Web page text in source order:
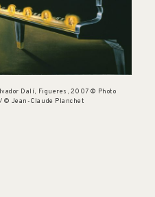
Dalí, Figueres, 2007 © Photo
© Jean-Claude Planchet